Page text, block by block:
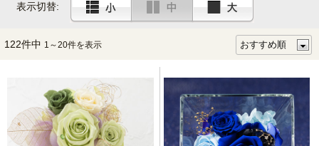
表示切替:
122件中 1～20件を表示